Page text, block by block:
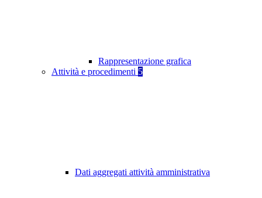
Rappresentazione grafica
Attività e procedimenti 5
Dati aggregati attività amministrativa